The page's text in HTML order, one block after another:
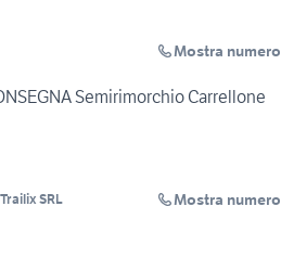
Mostra numero
Semirimorchio Carrellone
Trailix SRL Mostra numero